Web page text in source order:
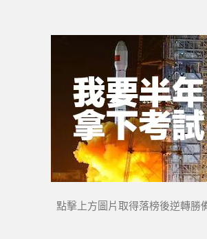
點擊上方圖片取得落榜後逆轉勝